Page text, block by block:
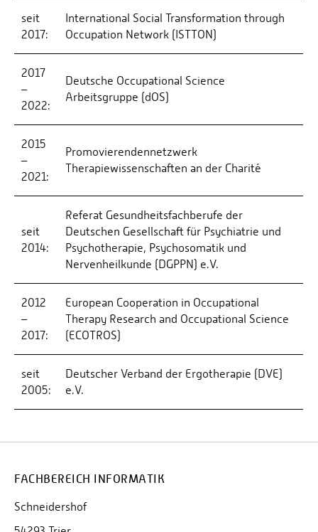
seit
2017:
International Social Transformation through
Occupation Network (ISTTON)
2017
–
2022:
Deutsche Occupational Science
Arbeitsgruppe (dOS)
2015
–
2021:
Promovierendennetzwerk
Therapiewissenschaften an der Charité
seit
2014:
Referat Gesundheitsfachberufe der
Deutschen Gesellschaft für Psychiatrie und
Psychotherapie, Psychosomatik und
Nervenheilkunde (DGPPN) e.V.
2012
–
2017:
European Cooperation in Occupational
Therapy Research and Occupational Science
(ECOTROS)
seit
2005:
Deutscher Verband der Ergotherapie (DVE)
e.V.
FACHBEREICH INFORMATIK
Schneidershof